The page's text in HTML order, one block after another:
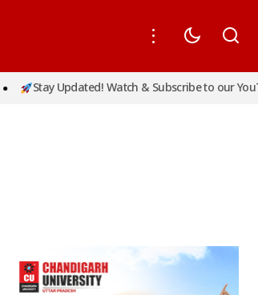
Stay Updated! Watch & Subscribe to our